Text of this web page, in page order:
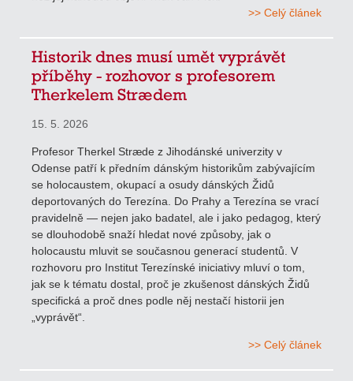
>> Celý článek
Historik dnes musí umět vyprávět
příběhy - rozhovor s profesorem
Therkelem Strædem
15. 5. 2026
Profesor Therkel Stræde z Jihodánské univerzity v
Odense patří k předním dánským historikům zabývajícím
se holocaustem, okupací a osudy dánských Židů
deportovaných do Terezína. Do Prahy a Terezína se vrací
pravidelně — nejen jako badatel, ale i jako pedagog, který
se dlouhodobě snaží hledat nové způsoby, jak o
holocaustu mluvit se současnou generací studentů. V
rozhovoru pro Institut Terezínské iniciativy mluví o tom,
jak se k tématu dostal, proč je zkušenost dánských Židů
specifická a proč dnes podle něj nestačí historii jen
„vyprávět“.
>> Celý článek